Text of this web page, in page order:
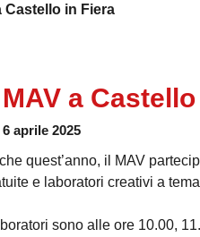
Castello in Fiera
a
6 aprile 2025
quest’anno, il MAV
e laboratori creativi a
sono alle ore 10.00,